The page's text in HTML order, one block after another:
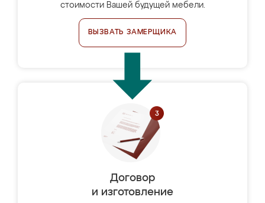
стоимости Вашей будущей мебели.
ВЫЗВАТЬ ЗАМЕРЩИКА
Договор
и изготовление